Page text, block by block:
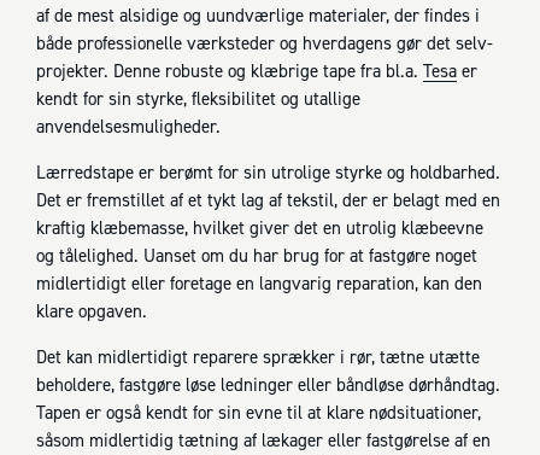
af de mest alsidige og uundværlige materialer, der findes i
både professionelle værksteder og hverdagens gør det selv-
projekter. Denne robuste og klæbrige tape fra bl.a. Tesa er
kendt for sin styrke, fleksibilitet og utallige
anvendelsesmuligheder.
Lærredstape er berømt for sin utrolige styrke og holdbarhed.
Det er fremstillet af et tykt lag af tekstil, der er belagt med en
kraftig klæbemasse, hvilket giver det en utrolig klæbeevne
og tålelighed. Uanset om du har brug for at fastgøre noget
midlertidigt eller foretage en langvarig reparation, kan den
klare opgaven.
Det kan midlertidigt reparere sprækker i rør, tætne utætte
beholdere, fastgøre løse ledninger eller båndløse dørhåndtag.
Tapen er også kendt for sin evne til at klare nødsituationer,
såsom midlertidig tætning af lækager eller fastgørelse af en